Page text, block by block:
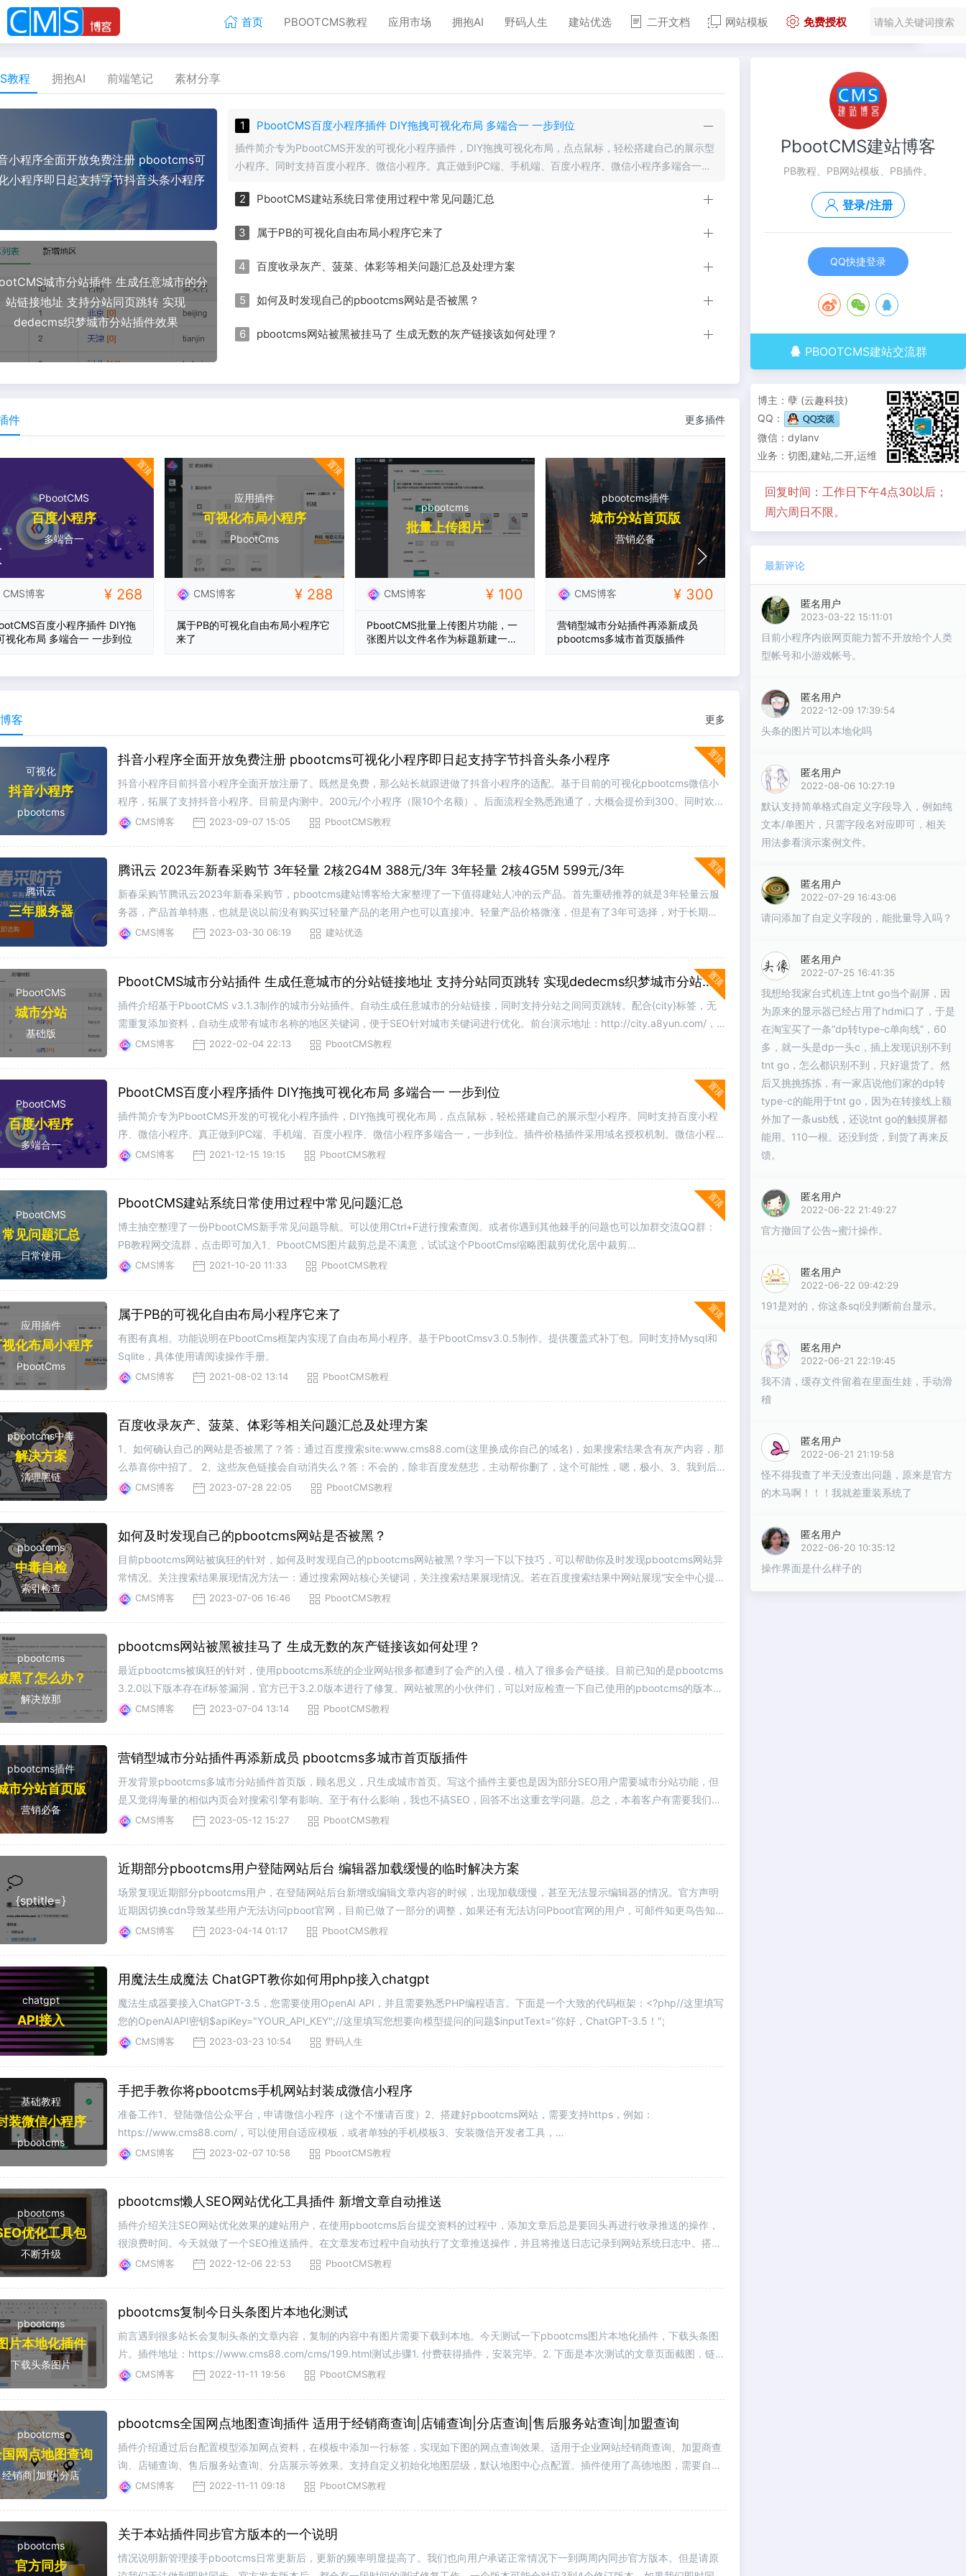
首页 PBOOTCMS教程 应用市场 拥抱AI 野码人生 建站优选 二开文档 网站模板 免费授权
PbootCMS建站博客
PB教程、PB网站模板、PB插件。
登录/注册
QQ快捷登录
PBOOTCMS建站交流群
博主：孽 (云趣科技)
QQ：
微信：dylanv
业务：切图,建站,二开,运维
回复时间：工作日下午4点30以后；
周六周日不限。
最新评论
匿名用户
2023-03-22 15:11:01
目前小程序内嵌网页能力暂不开放给个人类
型帐号和小游戏帐号。
匿名用户
2022-12-09 17:39:54
头条的图片可以本地化吗
匿名用户
2022-08-06 10:27:19
默认支持简单格式自定义字段导入，例如纯
文本/单图片，只需字段名对应即可，相关
用法参看演示案例文件。
匿名用户
2022-07-29 16:43:06
请问添加了自定义字段的，能批量导入吗？
匿名用户
2022-07-25 16:41:35
我想给我家台式机连上tnt go当个副屏，因
为原来的显示器已经占用了hdmi口了，于是
在淘宝买了一条“dp转type-c单向线”，60
多，就一头是dp一头c，插上发现识别不到
tnt go，怎么都识别不到，只好退货了。然
后又挑挑拣拣，有一家店说他们家的dp转
type-c的能用于tnt go，因为在转接线上额
外加了一条usb线，还说tnt go的触摸屏都
能用。110一根。还没到货，到货了再来反
馈。
匿名用户
2022-06-22 21:49:27
官方撤回了公告~蜜汁操作。
匿名用户
2022-06-22 09:42:29
191是对的，你这条sql没判断前台显示。
匿名用户
2022-06-21 22:19:45
我不清，缓存文件留着在里面生娃，手动滑
稽
匿名用户
2022-06-21 21:19:58
怪不得我查了半天没查出问题，原来是官方
的木马啊！！！我就差重装系统了
匿名用户
2022-06-20 10:35:12
操作界面是什么样子的
教程 拥抱AI 前端笔记 素材分享
小程序全面开放免费注册 pbootcms可
小程序即日起支持字节抖音头条小程序
城市分站插件 生成任意城市的分
站链接地址 支持分站同页跳转 实现
dedecms织梦城市分站插件效果
PbootCMS百度小程序插件 DIY拖拽可视化布局 多端合一 一步到位
插件简介专为PbootCMS开发的可视化小程序插件，DIY拖拽可视化布局，点点鼠标，轻松搭建自己的展示型
小程序。同时支持百度小程序、微信小程序。真正做到PC端、手机端、百度小程序、微信小程序多端合一，
元/域名（永久）
PbootCMS建站系统日常使用过程中常见问题汇总
属于PB的可视化自由布局小程序它来了
百度收录灰产、菠菜、体彩等相关问题汇总及处理方案
如何及时发现自己的pbootcms网站是否被黑？
pbootcms网站被黑被挂马了 生成无数的灰产链接该如何处理？
件 更多插件
置顶
PbootCMS
百度小程序
多端合一
CMS博客 ¥ 268
百度小程序插件 DIY拖
视化布局 多端合一 一步到位
置顶
应用插件
可视化布局小程序
PbootCms
CMS博客 ¥ 288
属于PB的可视化自由布局小程序它
来了
pbootcms
批量上传图片
CMS博客 ¥ 100
PbootCMS批量上传图片功能，一
张图片以文件名作为标题新建一篇
pbootcms插件
城市分站首页版
营销必备
CMS博客 ¥ 300
营销型城市分站插件再添新成员
pbootcms多城市首页版插件
pbootcms
栏目管理增加编辑器
CMS博客
给pbootcms的后台栏目管理增加
一个编辑器 结局意想不到的好用
持添
客 更多
置顶
可视化
抖音小程序
pbootcms
抖音小程序全面开放免费注册 pbootcms可视化小程序即日起支持字节抖音头条小程序
抖音小程序目前抖音小程序全面开放注册了。既然是免费，那么站长就跟进做了抖音小程序的适配。基于目前的可视化pbootcms微信小
程序，拓展了支持抖音小程序。目前是内测中。200元/个小程序（限10个名额）。后面流程全熟悉跑通了，大概会提价到300。同时欢迎
有需求的老板来提前锁定价格。因为抖音一个企业可以注册50个小程序，
CMS博客 2023-09-07 15:05 PbootCMS教程
置顶
腾讯云
三年服务器
腾讯云 2023年新春采购节 3年轻量 2核2G4M 388元/3年 3年轻量 2核4G5M 599元/3年
新春采购节腾讯云2023年新春采购节，pbootcms建站博客给大家整理了一下值得建站人冲的云产品。首先重磅推荐的就是3年轻量云服
务器，产品首单特惠，也就是说以前没有购买过轻量产品的老用户也可以直接冲。轻量产品价格微涨，但是有了3年可选择，对于长期使
用的站长还是很友好的，没有产品到期的焦虑。产品首单（特惠）活动链
CMS博客 2023-03-30 06:19 建站优选
置顶
PbootCMS
城市分站
基础版
PbootCMS城市分站插件 生成任意城市的分站链接地址 支持分站同页跳转 实现dedecms织梦城市分站插件效果
插件介绍基于PbootCMS v3.1.3制作的城市分站插件。自动生成任意城市的分站链接，同时支持分站之间同页跳转。配合{city}标签，无
需重复添加资料，自动生成带有城市名称的地区关键词，便于SEO针对城市关键词进行优化。前台演示地址：http://city.a8yun.com/，
后台演示请联系站长获取。实现概述1、新增city.html城市分站页面，
CMS博客 2022-02-04 22:13 PbootCMS教程
置顶
PbootCMS
百度小程序
多端合一
PbootCMS百度小程序插件 DIY拖拽可视化布局 多端合一 一步到位
插件简介专为PbootCMS开发的可视化小程序插件，DIY拖拽可视化布局，点点鼠标，轻松搭建自己的展示型小程序。同时支持百度小程
序、微信小程序。真正做到PC端、手机端、百度小程序、微信小程序多端合一，一步到位。插件价格插件采用域名授权机制。微信小程序
授权：100元/域名（永久）百度小程序授权：200元/域名（永久）
CMS博客 2021-12-15 19:15 PbootCMS教程
置顶
PbootCMS
常见问题汇总
日常使用
PbootCMS建站系统日常使用过程中常见问题汇总
博主抽空整理了一份PbootCMS新手常见问题导航。可以使用Ctrl+F进行搜索查阅。或者你遇到其他棘手的问题也可以加群交流QQ群：
PB教程网交流群，点击即可加入1、PbootCMS图片裁剪总是不满意，试试这个PbootCms缩略图裁剪优化居中裁剪
http://www.cms88.com/cms/127.html2、
CMS博客 2021-10-20 11:33 PbootCMS教程
置顶
应用插件
化布局小程序
PbootCms
属于PB的可视化自由布局小程序它来了
有图有真相。功能说明在PbootCms框架内实现了自由布局小程序。基于PbootCmsv3.0.5制作。提供覆盖式补丁包。同时支持Mysql和
Sqlite，具体使用请阅读操作手册。
CMS博客 2021-08-02 13:14 PbootCMS教程
pbootcms中毒
解决方案
清理黑链
百度收录灰产、菠菜、体彩等相关问题汇总及处理方案
1、如何确认自己的网站是否被黑了？答：通过百度搜索site:www.cms88.com(这里换成你自己的域名)，如果搜索结果含有灰产内容，那
么恭喜你中招了。 2、这些灰色链接会自动消失么？答：不会的，除非百度发慈悲，主动帮你删了，这个可能性，嗯，极小。3、我到后
台更新了pbootcms系统，为什么还是被黑？答：贼有你们家钥匙，你家
CMS博客 2023-07-28 22:05 PbootCMS教程
pbootcms
中毒自检
索引检查
如何及时发现自己的pbootcms网站是否被黑？
目前pbootcms网站被疯狂的针对，如何及时发现自己的pbootcms网站被黑？学习一下以下技巧，可以帮助你及时发现pbootcms网站异
常情况。关注搜索结果展现情况方法一：通过搜索网站核心关键词，关注搜索结果展现情况。若在百度搜索结果中网站展现“安全中心提醒
您”风险提示字样，网站存在已被黑的风险。示例：方法二：通过site
CMS博客 2023-07-06 16:46 PbootCMS教程
pbootcms
黑了怎么办？
解决放那
pbootcms网站被黑被挂马了 生成无数的灰产链接该如何处理？
最近pbootcms被疯狂的针对，使用pbootcms系统的企业网站很多都遭到了会产的入侵，植入了很多会产链接。目前已知的是pbootcms
3.2.0以下版本存在if标签漏洞，官方已于3.2.0版本进行了修复。网站被黑的小伙伴们，可以对应检查一下自己使用的pbootcms的版本。
也有一部分使用最新pbootcms版本的用户发生被黑的情况，这个目前还未
CMS博客 2023-07-04 13:14 PbootCMS教程
pbootcms插件
市分站首页版
营销必备
营销型城市分站插件再添新成员 pbootcms多城市首页版插件
开发背景pbootcms多城市分站插件首页版，顾名思义，只生成城市首页。写这个插件主要也是因为部分SEO用户需要城市分站功能，但
是又觉得海量的相似内页会对搜索引擎有影响。至于有什么影响，我也不搞SEO，回答不出这重玄学问题。总之，本着客户有需要我们就
来开发的原则。搞一个。实现功能1、生成海量城市名称的首页，以城市名
CMS博客 2023-05-12 15:27 PbootCMS教程
{sptitle=}
近期部分pbootcms用户登陆网站后台 编辑器加载缓慢的临时解决方案
场景复现近期部分pbootcms用户，在登陆网站后台新增或编辑文章内容的时候，出现加载缓慢，甚至无法显示编辑器的情况。官方声明
近期因切换cdn导致某些用户无法访问pboot官网，目前已做了一部分的调整，如果还有无法访问Pboot官网的用户，可邮件知更鸟告知具
体地区和运营商，这边收集相关信息后会跟cdn服务商做进一步的沟通，
CMS博客 2023-04-14 01:17 PbootCMS教程
chatgpt
API接入
用魔法生成魔法 ChatGPT教你如何用php接入chatgpt
魔法生成器要接入ChatGPT-3.5，您需要使用OpenAI API，并且需要熟悉PHP编程语言。下面是一个大致的代码框架：<?php//这里填写
您的OpenAIAPI密钥$apiKey="YOUR_API_KEY";//这里填写您想要向模型提问的问题$inputText="你好，ChatGPT-3.5！";
CMS博客 2023-03-23 10:54 野码人生
基础教程
装微信小程序
pbootcms
手把手教你将pbootcms手机网站封装成微信小程序
准备工作1、登陆微信公众平台，申请微信小程序（这个不懂请百度）2、搭建好pbootcms网站，需要支持https，例如：
https://www.cms88.com/，可以使用自适应模板，或者单独的手机模板3、安装微信开发者工具，
https://developers.weixin.qq.com/miniprogram/dev/devtools/download.html操作步骤第一步：登陆微信小程序官方平台，
CMS博客 2023-02-07 10:58 PbootCMS教程
pbootcms
优化工具包
不断升级
pbootcms懒人SEO网站优化工具插件 新增文章自动推送
插件介绍关注SEO网站优化效果的建站用户，在使用pbootcms后台提交资料的过程中，添加文章后总是要回头再进行收录推送的操作，
很浪费时间。今天就做了一个SEO推送插件。在文章发布过程中自动执行了文章推送操作，并且将推送日志记录到网站系统日志中。搭配
水淼CMS站群工具，那是非常人性，非常好用。省去发布文章后的手动推送
CMS博客 2022-12-06 22:53 PbootCMS教程
pbootcms
片本地化插件
下载头条图片
pbootcms复制今日头条图片本地化测试
前言遇到很多站长会复制头条的文章内容，复制的内容中有图片需要下载到本地。今天测试一下pbootcms图片本地化插件，下载头条图
片。插件地址：https://www.cms88.com/cms/199.html测试步骤1. 付费获得插件，安装完毕。2. 下面是本次测试的文章页面截图，链接
就不单独提供了。3. 登陆pbootcms网站后台，将上面的文章内容复制到
CMS博客 2022-11-11 19:56 PbootCMS教程
pbootcms
网点地图查询
经销商|加盟|分店
pbootcms全国网点地图查询插件 适用于经销商查询|店铺查询|分店查询|售后服务站查询|加盟查询
插件介绍通过后台配置模型添加网点资料，在模板中添加一行标签，实现如下图的网点查询效果。适用于企业网站经销商查询、加盟商查
询、店铺查询、售后服务站查询、分店展示等效果。支持自定义初始化地图层级，默认地图中心点配置。插件使用了高德地图，需要自行
申请高德地图应用key值，（申请流程详询百度）标签说明模板中只需
CMS博客 2022-11-11 09:18 PbootCMS教程
pbootcms
官方同步
关于本站插件同步官方版本的一个说明
情况说明新管理接手pbootcms日常更新后，更新的频率明显提高了。我们也向用户承诺正常情况下一到两周内同步官方版本。但是请原